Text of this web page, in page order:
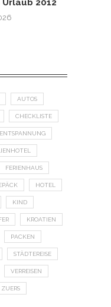
2012
AUTOS
CHECKLISTE
ENTSPANNUNG
FERIENHAUS
HOTEL
KIND
KROATIEN
PACKEN
STÄDTEREISE
VERREISEN
ZUERS